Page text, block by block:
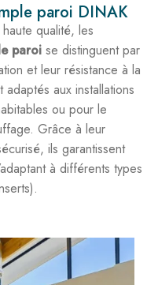
paroi DINAK
qualité, les
paroi se distinguent par
et leur résistance à la
aux installations
ou pour le
Grâce à leur
ils garantissent
à différents types